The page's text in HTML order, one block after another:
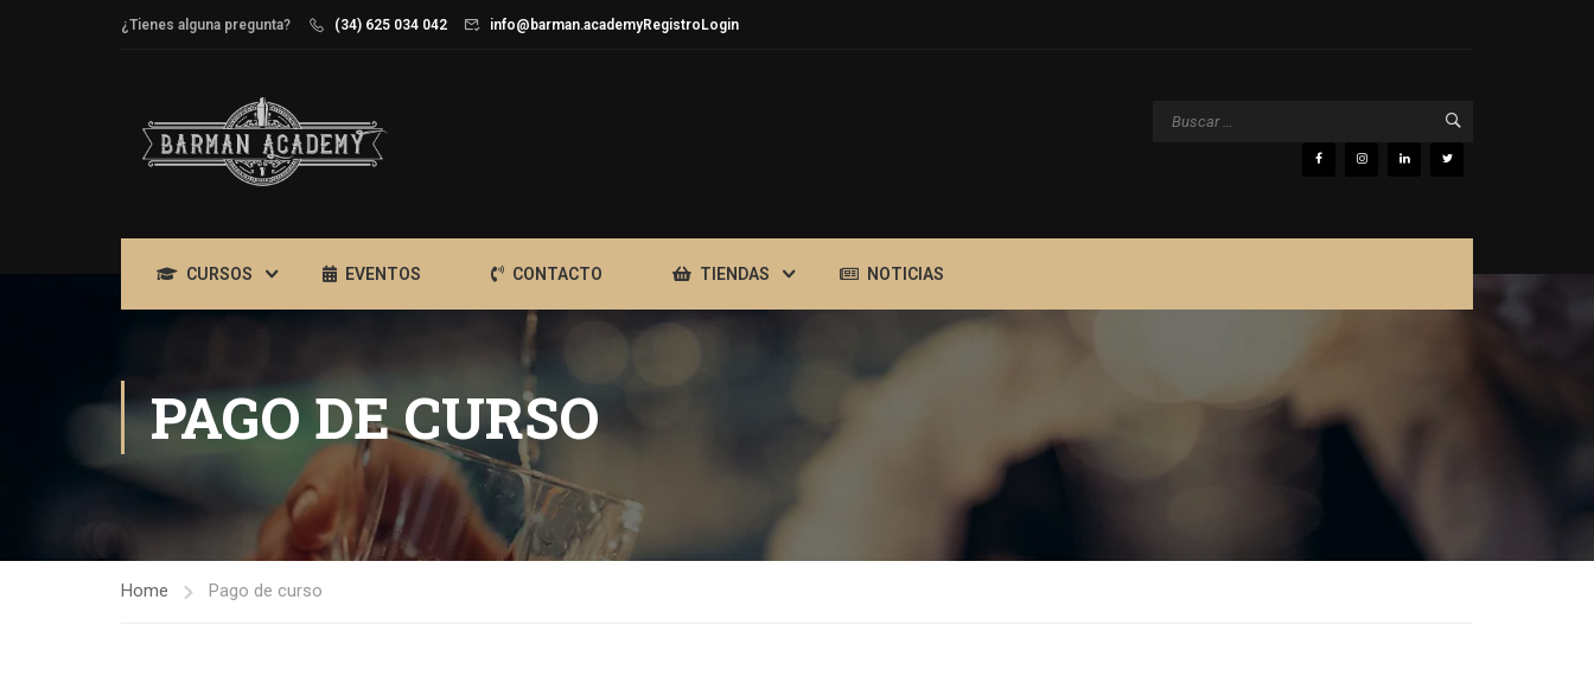
¿Tienes alguna pregunta? (34) 625 034 042 info@barman.academyRegistro Login
CURSOS EVENTOS CONTACTO TIENDAS NOTICIAS
PAGO DE CURSO
Home Pago de curso